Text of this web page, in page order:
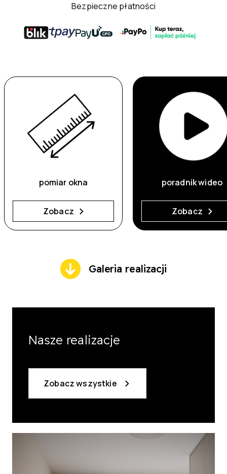
Bezpieczne płatności
pomiar okna
Zobacz
poradnik wideo
Zobacz
Galeria realizacji
Nasze realizacje
Zobacz wszystkie